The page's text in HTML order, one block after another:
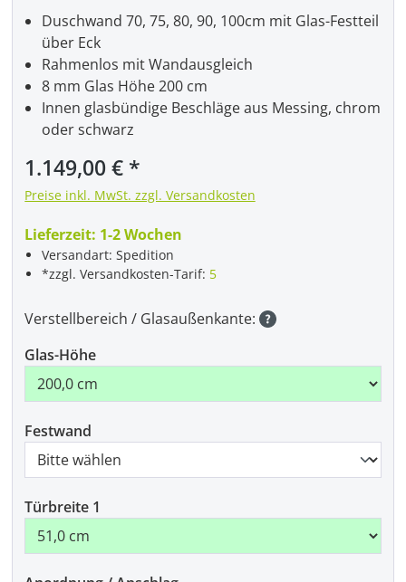
Regulärer Preis:
1.149,00 €
Preise inkl. MwSt. zzgl. Versandkosten
Lieferzeit: 1-2 Wochen
Versandart: Spedition
*zzgl. Versandkosten-Tarif: 5
Duschwand 70, 75, 80, 90, 100cm mit Glas-Festteil
über Eck
Rahmenlos mit Wandausgleich
8 mm Glas Höhe 200 cm
Innen glasbündige Beschläge aus Messing, chrom
oder schwarz
Verstellbereich / Glasaußenkante:
Glas-Höhe
Festwand
Türbreite 1